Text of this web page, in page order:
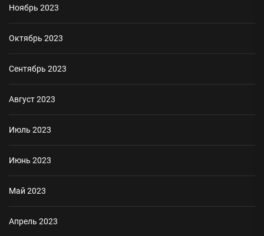
Ноябрь 2023
Октябрь 2023
Сентябрь 2023
Август 2023
Июль 2023
Июнь 2023
Май 2023
Апрель 2023